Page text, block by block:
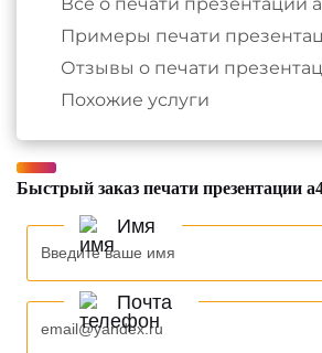
Примеры печати
Отзывы о печати
Похожие услуги
Быстрый заказ печати презентации
Имя
Почта